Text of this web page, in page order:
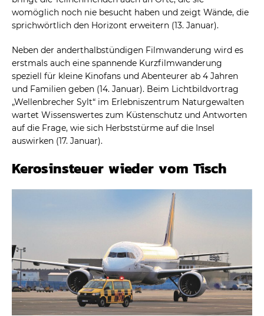
womöglich noch nie besucht haben und zeigt Wände, die
sprichwörtlich den Horizont erweitern (13. Januar).
Neben der anderthalbstündigen Filmwanderung wird es
erstmals auch eine spannende Kurzfilmwanderung
speziell für kleine Kinofans und Abenteurer ab 4 Jahren
und Familien geben (14. Januar). Beim Lichtbildvortrag
„Wellenbrecher Sylt“ im Erlebniszentrum Naturgewalten
wartet Wissenswertes zum Küstenschutz und Antworten
auf die Frage, wie sich Herbststürme auf die Insel
auswirken (17. Januar).
Kerosinsteuer wieder vom Tisch